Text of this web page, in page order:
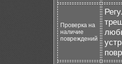
Проверка на
наличие
повреждений